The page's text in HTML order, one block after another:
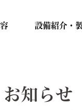
設備紹介・
お知らせ